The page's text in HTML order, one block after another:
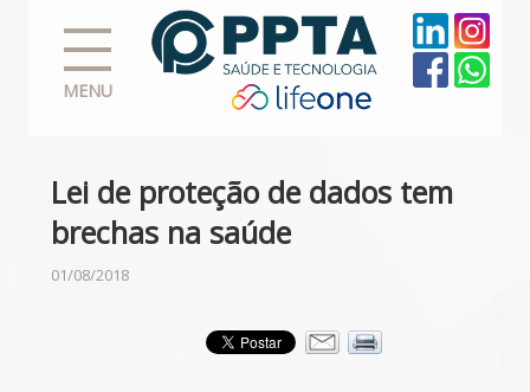
MENU
Lei de proteção de dados tem
brechas na saúde
01/08/2018